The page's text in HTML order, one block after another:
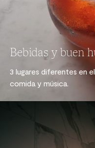
Bebidas y buen
3 lugares diferentes en
comida y música.